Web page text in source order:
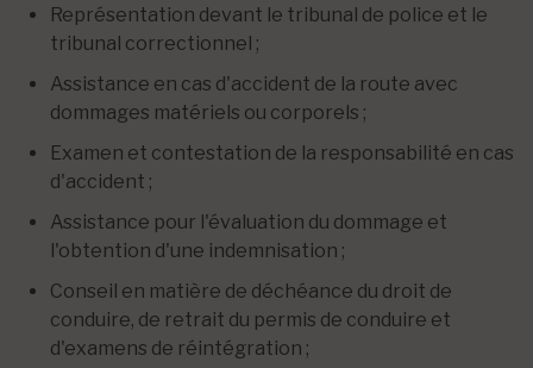
Représentation devant le tribunal de police et le
tribunal correctionnel ;
Assistance en cas d'accident de la route avec
dommages matériels ou corporels ;
Examen et contestation de la responsabilité en cas
d'accident ;
Assistance pour l'évaluation du dommage et
l'obtention d'une indemnisation ;
Conseil en matière de déchéance du droit de
conduire, de retrait du permis de conduire et
d'examens de réintégration ;